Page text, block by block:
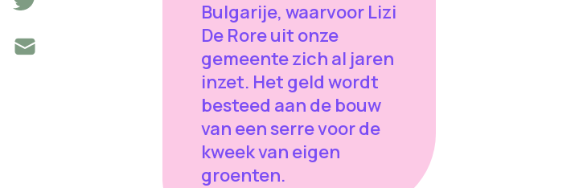
Bulgarije, waarvoor Lizi
De Rore uit onze
gemeente zich al jaren
inzet. Het geld wordt
besteed aan de bouw
van een serre voor de
kweek van eigen
groenten.